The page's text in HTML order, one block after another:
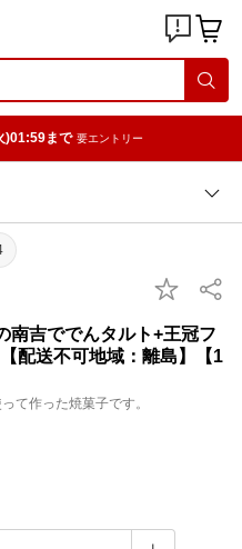
)01:59まで 要エントリー
南吉ででんタルト+王冠フ
配送不可地域：離島】【1
て作った焼菓子です。